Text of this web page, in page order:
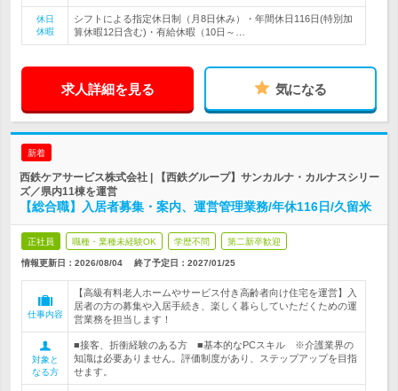
休日
休暇
シフトによる指定休日制（月8日休み）・年間休日116日(特別加
算休暇12日含む)・有給休暇（10日～…
求人詳細を見る 気になる
新着
西鉄ケアサービス株式会社 | 【西鉄グループ】サンカルナ・カルナスシリー
ズ／県内11棟を運営
【総合職】入居者募集・案内、運営管理業務/年休116日/久留米
正社員 職種・業種未経験OK 学歴不問 第二新卒歓迎
情報更新日：2026/08/04 終了予定日： 2027/01/25
仕事内容
【高級有料老人ホームやサービス付き高齢者向け住宅を運営】入
居者の方の募集や入居手続き、楽しく暮らしていただくための運
営業務を担当します！
対象と
なる方
■接客、折衝経験のある方 ■基本的なPCスキル ※介護業界の
知識は必要ありません。評価制度があり、ステップアップを目指
せます。